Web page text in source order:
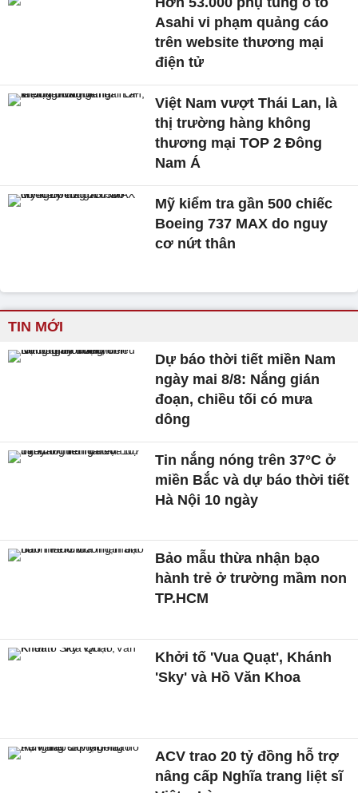
Asahi vi phạm quảng cáo
trên website thương mại
điện tử
Việt Nam vượt Thái Lan, là
thị trường hàng không
thương mại TOP 2 Đông
Nam Á
Mỹ kiểm tra gần 500 chiếc
Boeing 737 MAX do nguy
cơ nứt thân
TIN MỚI
Dự báo thời tiết miền Nam
ngày mai 8/8: Nắng gián
đoạn, chiều tối có mưa
dông
Tin nắng nóng trên 37°C ở
miền Bắc và dự báo thời tiết
Hà Nội 10 ngày
Bảo mẫu thừa nhận bạo
hành trẻ ở trường mầm non
TP.HCM
Khởi tố 'Vua Quạt', Khánh
'Sky' và Hồ Văn Khoa
ACV trao 20 tỷ đồng hỗ trợ
nâng cấp Nghĩa trang liệt sĩ